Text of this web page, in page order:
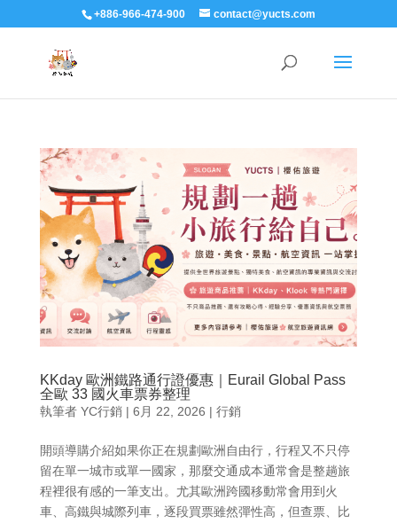
+886-966-474-900 contact@yucts.com
KKday 歐洲鐵路通行證優惠｜Eurail Global Pass
全歐 33 國火車票券整理
執筆者 YC行銷| 6月 22, 2026 | 行銷
開頭導購介紹如果你正在規劃歐洲自由行，行程又不只停
留在單一城市或單一國家，那麼交通成本通常會是整趟旅
程裡很有感的一筆支出。尤其歐洲跨國移動常會用到火
車、高鐵與城際列車，逐段買票雖然彈性高，但查票、比